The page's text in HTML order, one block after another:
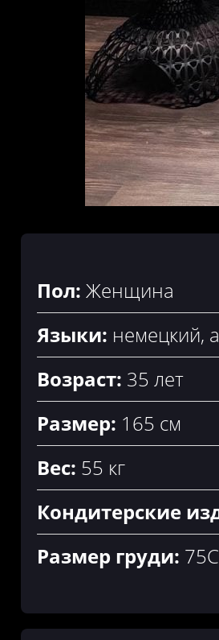
Пол: Женщина
Языки: немецкий,
Возраст: 35 лет
Размер: 165 см
Вес: 55 кг
Кондитерские
Размер груди: 75C